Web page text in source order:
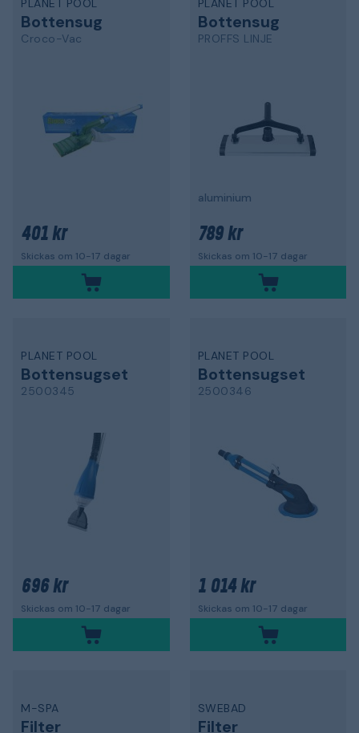
PLANET POOL
Bottensug
Croco-Vac
401 kr
Skickas om 10-17 dagar
PLANET POOL
Bottensug
PROFFS LINJE
aluminium
789 kr
Skickas om 10-17 dagar
PLANET POOL
Bottensugset
2500345
696 kr
Skickas om 10-17 dagar
PLANET POOL
Bottensugset
2500346
1 014 kr
Skickas om 10-17 dagar
M-SPA
Filter
SWEBAD
Filter